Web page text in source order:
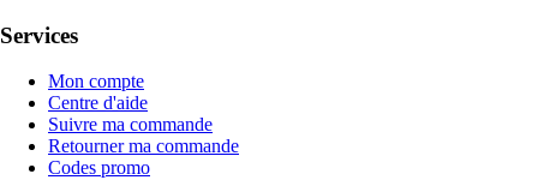
Services
Mon compte
Centre d'aide
Suivre ma commande
Retourner ma commande
Codes promo